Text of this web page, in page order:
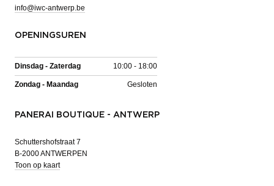
info@iwc-antwerp.be
OPENINGSUREN
Dinsdag - Zaterdag 10:00 - 18:00
Zondag - Maandag Gesloten
PANERAI BOUTIQUE - ANTWERP
Schuttershofstraat 7
B-2000 ANTWERPEN
Toon op kaart